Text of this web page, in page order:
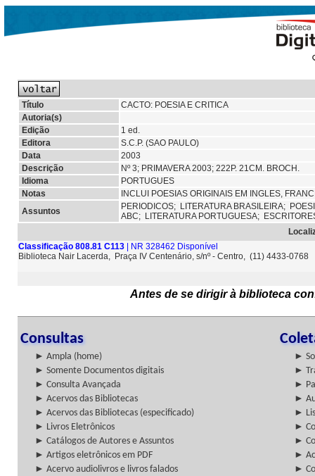
Título
CACTO: POESIA E CRITICA
Autoria(s)
Edição
1 ed.
Editora
S.C.P. (SAO PAULO)
Data
2003
Descrição
Nº 3; PRIMAVERA 2003; 222P. 21CM. BROCH.
Idioma
PORTUGUES
Notas
INCLUI POESIAS ORIGINAIS EM INGLES,
Assuntos
PERIODICOS; LITERATURA BRASILEIRA;
ABC; LITERATURA PORTUGUESA;
Classificação 808.81 C113 | NR 328462 Disponível
Biblioteca Nair Lacerda, Praça IV Centenário, s/nº - Centro, (11) 4433-0768
Antes de se dirigir à biblioteca
Consultas
► Ampla (home)
►
► Somente Documentos digitais
►
► Consulta Avançada
►
► Acervos das Bibliotecas
►
► Acervos das Bibliotecas (especificado)
►
► Livros Eletrônicos
►
► Catálogos de Autores e Assuntos
►
► Artigos eletrônicos em PDF
►
► Acervo audiolivros e livros falados
►